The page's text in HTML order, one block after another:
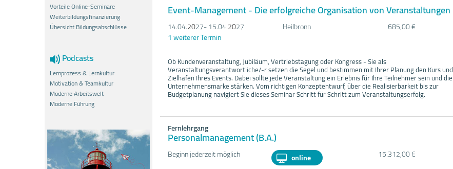
Vorteile Online-Seminare
Weiterbildungsfinanzierung
Übersicht Bildungsabschlüsse
Podcasts
Lernprozess & Lernkultur
Motivation & Teamkultur
Moderne Arbeitswelt
Moderne Führung
Event-Management - Die erfolgreiche Organisation von Veranstaltungen
14.04.2027- 15.04.2027 Heilbronn
685,00 €
1 weiterer Termin
Ob Kundenveranstaltung, Jubiläum, Vertriebstagung oder Kongress - Sie als
Veranstaltungsverantwortliche/-r setzen die Segel und bestimmen mit Ihrer Planung den Kurs und
Zielhafen Ihres Events. Dabei sollte jede Veranstaltung ein Erlebnis für Ihre Teilnehmer sein und die
Unternehmensmarke stärken. Vom richtigen Konzeptentwurf, über die Realisierbarkeit bis zur
Budgetplanung navigiert Sie dieses Seminar Schritt für Schritt zum Veranstaltungserfolg.
Fernlehrgang
Personalmanagement (B.A.)
Beginn jederzeit möglich online 15.312,00 €